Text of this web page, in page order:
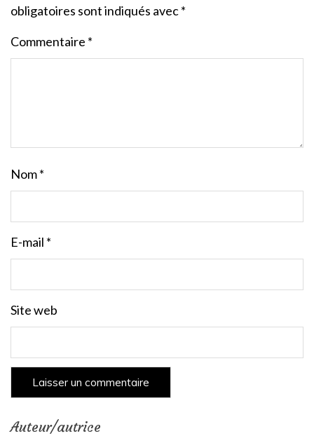
obligatoires sont indiqués avec*
Commentaire *
Nom*
E-mail *
Site web
Auteur/autrice